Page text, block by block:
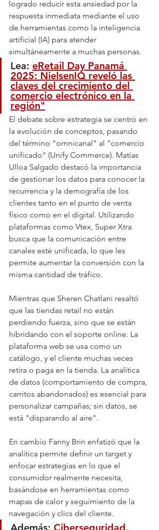
logrado reducir esta ansiedad por la
respuesta inmediata mediante el uso
de herramientas como la inteligencia
artificial (IA) para atender
simultáneamente a muchas personas.
Lea: eRetail Day Panamá
2025: NielsenIQ reveló las
claves del crecimiento del
comercio electrónico en la
región"
El debate sobre estrategia se centró en
la evolución de conceptos, pasando
del término "omnicanal" al "comercio
unificado" (Unify Commerce). Matías
Ulloa Salgado destacó la importancia
de gestionar los datos para conocer la
recurrencia y la demografía de los
clientes tanto en el punto de venta
físico como en el digital. Utilizando
plataformas como Vtex, Super Xtra
busca que la comunicación entre
canales esté unificada, lo que les
permite aumentar la conversión con la
misma cantidad de tráfico.
Mientras que Sheren Chatlani resaltó
que las tiendas retail no están
perdiendo fuerza, sino que se están
hibridando con el soporte online. La
plataforma web se usa como un
catálogo, y el cliente muchas veces
retira o paga en la tienda. La analítica
de datos (comportamiento de compra,
carritos abandonados) es esencial para
personalizar campañas; sin datos, se
está "disparando al aire".
En cambio Fanny Brin enfatizó que la
analítica permite definir un target y
enfocar estrategias en lo que el
consumidor realmente necesita,
basándose en herramientas como
mapas de calor y seguimiento de la
navegación y clics del cliente.
Además: Ciberseguridad,